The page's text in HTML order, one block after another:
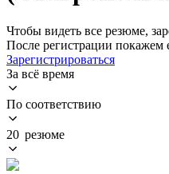
Чтобы видеть все резюме,
После регистрации покажем
Зарегистрироваться
За всё время
По соответствию
20 резюме